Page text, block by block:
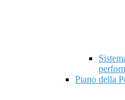
Piano della